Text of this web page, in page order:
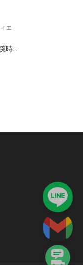
エ
Cartier カルティエ✨Cartier✨ 高級腕時計 人気モデル 💎 ラグジュアリー 贈り物に最適⌚️💝【メンズ/レディース】